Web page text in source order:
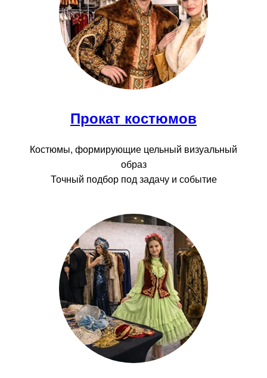
Прокат костюмов
Костюмы, формирующие цельный визуальный
образ
Точный подбор под задачу и событие